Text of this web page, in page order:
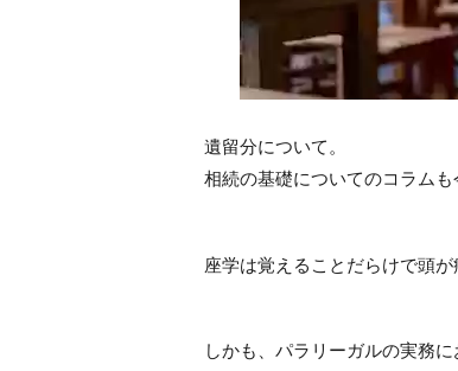
遺留分について。
相続の基礎についてのコラムも
座学は覚えることだらけで頭が
しかも、パラリーガルの実務に